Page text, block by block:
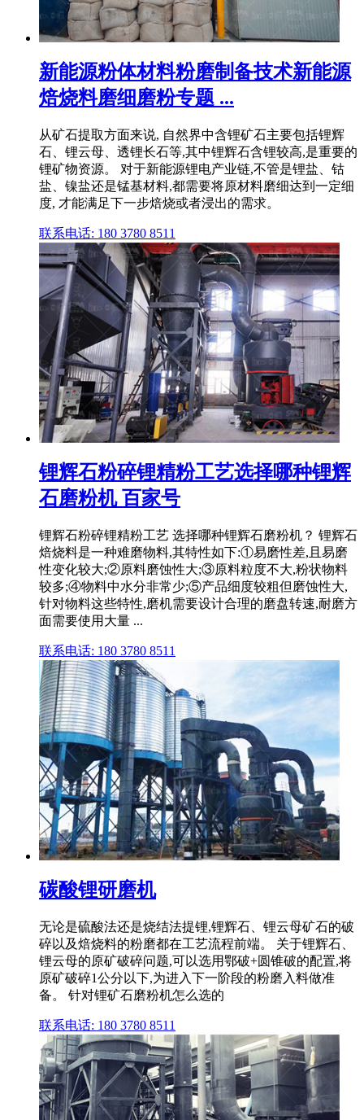
新能源粉体材料粉磨制备技术新能源
焙烧料磨细磨粉专题 ...
从矿石提取方面来说, 自然界中含锂矿石主要包括锂辉
石、锂云母、透锂长石等,其中锂辉石含锂较高,是重要的
锂矿物资源。 对于新能源锂电产业链,不管是锂盐、钴
盐、镍盐还是锰基材料,都需要将原材料磨细达到一定细
度, 才能满足下一步焙烧或者浸出的需求。
联系电话: 180 3780 8511
锂辉石粉碎锂精粉工艺选择哪种锂辉
石磨粉机 百家号
锂辉石粉碎锂精粉工艺 选择哪种锂辉石磨粉机？ 锂辉石
焙烧料是一种难磨物料,其特性如下:①易磨性差,且易磨
性变化较大;②原料磨蚀性大;③原料粒度不大,粉状物料
较多;④物料中水分非常少;⑤产品细度较粗但磨蚀性大,
针对物料这些特性,磨机需要设计合理的磨盘转速,耐磨方
面需要使用大量 ...
联系电话: 180 3780 8511
碳酸锂研磨机
无论是硫酸法还是烧结法提锂,锂辉石、锂云母矿石的破
碎以及焙烧料的粉磨都在工艺流程前端。 关于锂辉石、
锂云母的原矿破碎问题,可以选用鄂破+圆锥破的配置,将
原矿破碎1公分以下,为进入下一阶段的粉磨入料做准
备。 针对锂矿石磨粉机怎么选的
联系电话: 180 3780 8511